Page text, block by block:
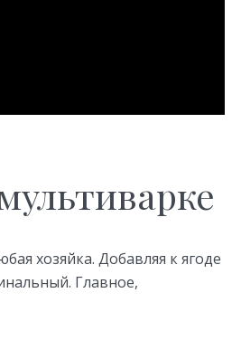
хозяйка. Добавляя к ягоде
Главное,